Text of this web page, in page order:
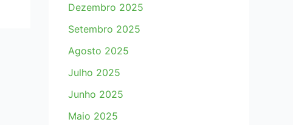
Dezembro 2025
Setembro 2025
Agosto 2025
Julho 2025
Junho 2025
Maio 2025